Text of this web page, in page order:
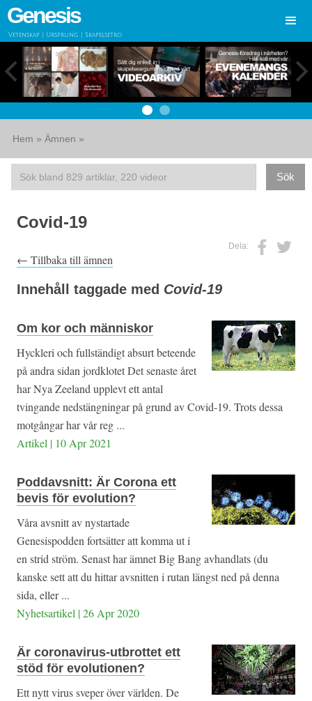
Genesis
Vetenskap | Ursprung | Skapelsetro
Hem » Ämnen »
Covid-19
Dela:
← Tillbaka till ämnen
Innehåll taggade med Covid-19
Om kor och människor
Hyckleri och fullständigt absurt beteende
på andra sidan jordklotet Det senaste året
har Nya Zeeland upplevt ett antal
tvingande nedstängningar på grund av Covid-19. Trots dessa
motgångar har vår reg ...
Artikel | 10 Apr 2021
Poddavsnitt: Är Corona ett
bevis för evolution?
Våra avsnitt av nystartade
Genesispodden fortsätter att komma ut i
en strid ström. Senast har ämnet Big Bang avhandlats (du
kanske sett att du hittar avsnitten i rutan längst ned på denna
sida, eller ...
Nyhetsartikel | 26 Apr 2020
Är coronavirus-utbrottet ett
stöd för evolutionen?
Ett nytt virus sveper över världen. De